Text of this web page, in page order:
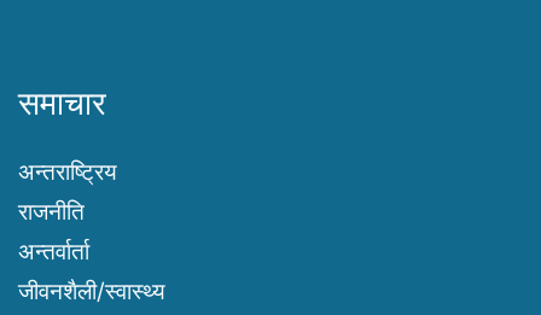
समाचार
अन्तराष्ट्रिय
राजनीति
अन्तर्वार्ता
जीवनशैली/स्वास्थ्य